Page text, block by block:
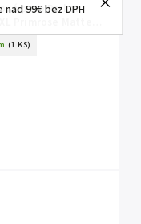
99€ bez DPH
pero Parker
(1 KS)